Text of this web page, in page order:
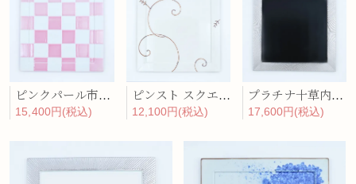
ピンクパール市松 スクエア・ディナープレート
15,400円(税込)
ピンスト スクエア・ディナープレート
12,100円(税込)
プラチナ十草内黒 スクエア・ディナープレート
17,600円(税込)